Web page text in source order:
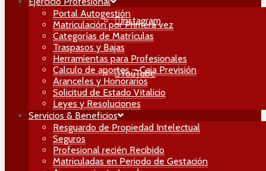
Instagram
YouTube
Portal Autogestión
Matriculación por Primera vez
Categorías de Matrículas
Traspasos y Bajas
Herramientas para Profesionales
Calculo de aportes – Caja Previsión
Aranceles y Honorarios
Solicitud de Estado Vitalicio
Leyes y Resoluciones
Servicios & Beneficios
Resguardo de Propiedad Intelectual
Seguros
Profesional recién Recibido
Matriculadas en Periodo de Gestación